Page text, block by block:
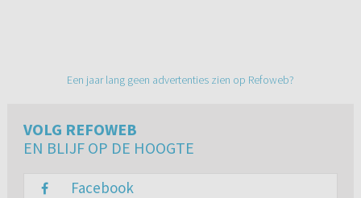
Een jaar lang geen advertenties zien op Refoweb?
VOLG REFOWEB
EN BLIJF OP DE HOOGTE
Facebook